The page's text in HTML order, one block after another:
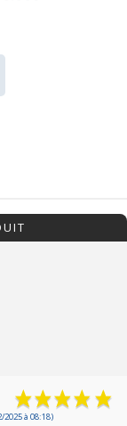
à 08:18)